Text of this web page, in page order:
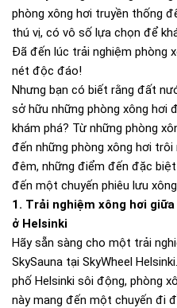
phòng xông hơi truyền thống
thú vị, có vô số lựa chọn để
Đã đến lúc trải nghiệm phòng
nét độc đáo!
Nhưng bạn có biết rằng đất
sở hữu những phòng xông hơi
khám phá? Từ những phòng
đến những phòng xông hơi
đêm, những điểm đến đặc
đến một chuyến phiêu lưu
1. Trải nghiệm xông hơi
ở Helsinki
Hãy sẵn sàng cho một trải
SkySauna tại SkyWheel
phố Helsinki sôi động, phòng
này mang đến một chuyến đi